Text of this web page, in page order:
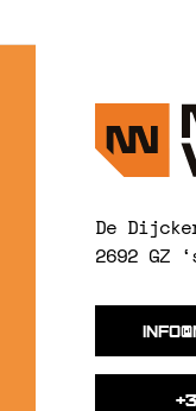
De
2692 GZ